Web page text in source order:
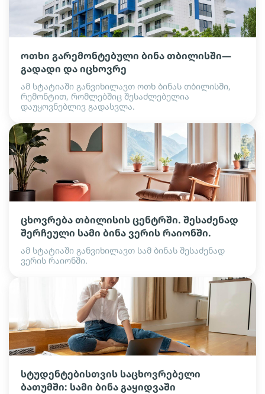
ოთხი გარემონტებული ბინა თბილისში—
გადადი და იცხოვრე
ამ სტატიაში განვიხილავთ ოთხ ბინას თბილისში,
რემონტით, რომლებშიც შესაძლებელია
დაუყოვნებლივ გადასვლა.
ცხოვრება თბილისის ცენტრში. შესაძენად
შერჩეული სამი ბინა ვერის რაიონში.
ამ სტატიაში განვიხილავთ სამ ბინას შესაძენად
ვერის რაიონში.
სტუდენტებისთვის საცხოვრებელი
ბათუმში: სამი ბინა გაყიდვაში